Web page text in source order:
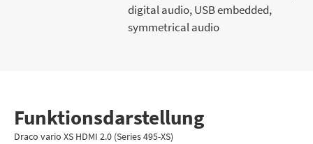
digital audio, USB embedded,
symmetrical audio
Funktions­darstellung
Draco vario XS HDMI 2.0 (Series 495-XS)